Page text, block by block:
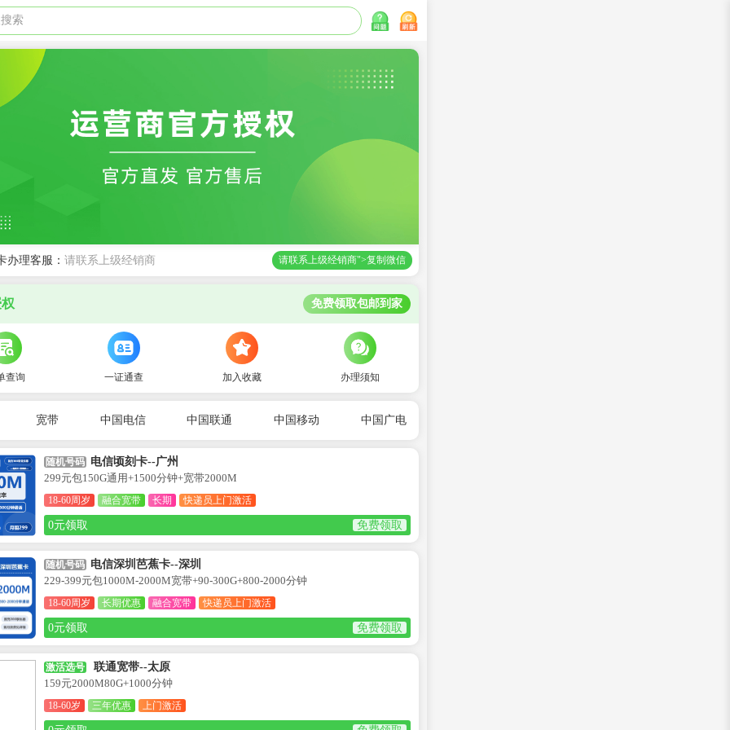
索
办理客服： 请联系上级经销商 请联系上级经销商">复制微信
免费领取包邮到家
查询 一证通查 加入收藏 办理须知
宽带 中国电信 中国联通 中国移动 中国广电
随机号码 电信顷刻卡--广州
299元包150G通用+1500分钟+宽带2000M
18-60周岁 融合宽带 长期 快递员上门激活
0元领取 免费领取
随机号码 电信深圳芭蕉卡--深圳
229-399元包1000M-2000M宽带+90-300G+800-2000分钟
18-60周岁 长期优惠 融合宽带 快递员上门激活
0元领取 免费领取
激活选号
联通宽带--太原
159元2000M80G+1000分钟
18-60岁 三年优惠 上门激活